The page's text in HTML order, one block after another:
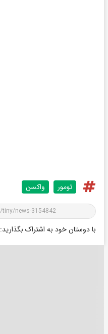
تومور واکسن
با دوستان خود به اشتراک بگذارید: